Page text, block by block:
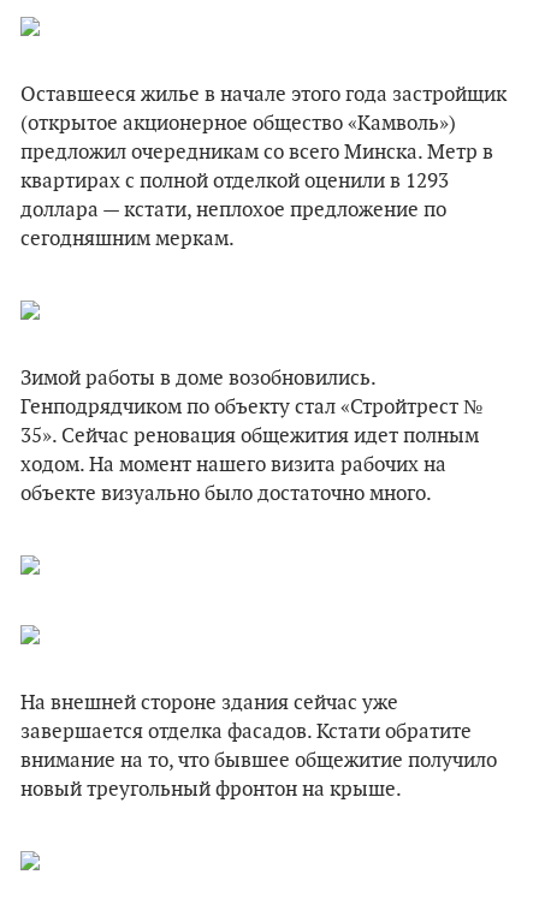
Оставшееся жилье в начале этого года застройщик
(открытое акционерное общество «Камволь»)
предложил очередникам со всего Минска. Метр в
квартирах с полной отделкой оценили в 1293
доллара — кстати, неплохое предложение по
сегодняшним меркам.
Зимой работы в доме возобновились.
Генподрядчиком по объекту стал «Стройтрест №
35». Сейчас реновация общежития идет полным
ходом. На момент нашего визита рабочих на
объекте визуально было достаточно много.
На внешней стороне здания сейчас уже
завершается отделка фасадов. Кстати обратите
внимание на то, что бывшее общежитие получило
новый треугольный фронтон на крыше.